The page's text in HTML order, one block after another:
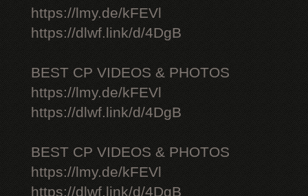
https://lmy.de/kFEVl
https://dlwf.link/d/4DgB
BEST CP VIDEOS & PHOTOS
https://lmy.de/kFEVl
https://dlwf.link/d/4DgB
BEST CP VIDEOS & PHOTOS
https://lmy.de/kFEVl
https://dlwf.link/d/4DgB